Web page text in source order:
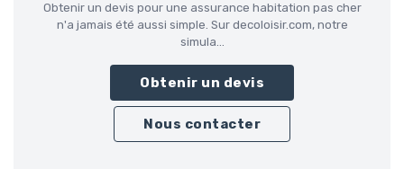
Obtenir un devis pour une assurance habitation pas cher
n'a jamais été aussi simple. Sur decoloisir.com, notre
simula...
Obtenir un devis
Nous contacter